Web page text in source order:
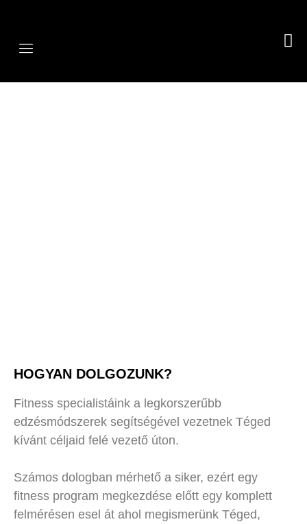
SZEMÉLYI EDZÉS
Segítünk kihozni a legjobb formádat!
HOGYAN DOLGOZUNK?
Fitness specialistáink a legkorszerűbb
edzésmódszerek segítségével vezetnek Téged
kívánt céljaid felé vezető úton.
Számos dologban mérhető a siker, ezért egy
fitness program megkezdése előtt egy komplett
felmérésen esel át ahol megismerünk Téged,